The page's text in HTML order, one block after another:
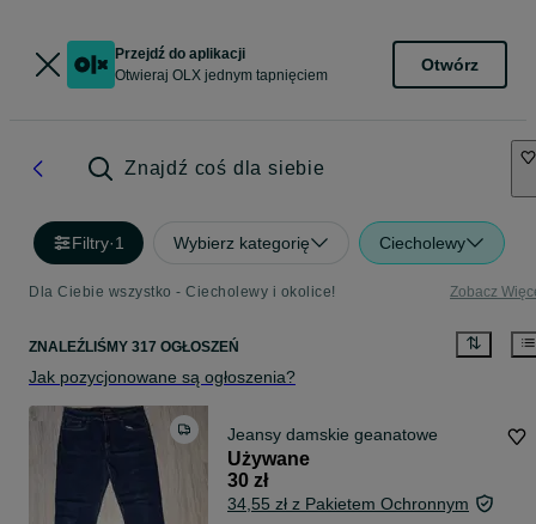
Przejdź do aplikacji
Otwieraj OLX jednym tapnięciem
Otwórz
Znajdź coś dla siebie
Filtry·1 Wybierz kategorię Ciecholewy
Dla Ciebie wszystko - Ciecholewy i okolice! Zobacz
ZNALEŹLIŚMY 317 OGŁOSZEŃ
Jak pozycjonowane są ogłoszenia?
Jeansy damskie geanatowe
Używane
30 zł
34,55 zł z Pakietem Ochronnym